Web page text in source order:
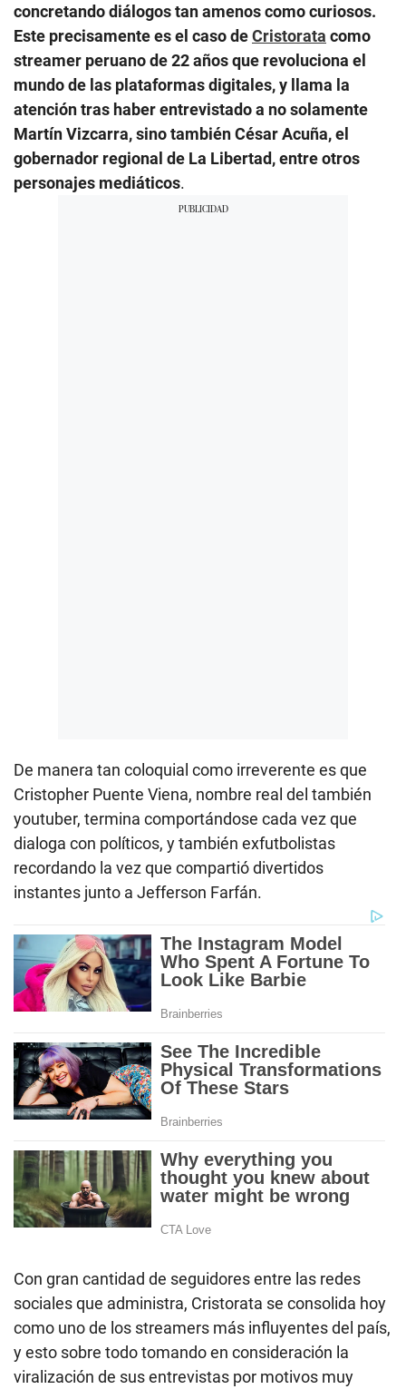
concretando diálogos tan amenos como curiosos.
Este precisamente es el caso deCristorata como
streamer peruano de 22 años que revoluciona el
mundo de las plataformas digitales, y llama la
atención tras haber entrevistado a no solamente
Martín Vizcarra, sino también César Acuña, el
gobernador regional de La Libertad, entre otros
personajes mediáticos.
De manera tan coloquial como irreverente es que
Cristopher Puente Viena, nombre real del también
youtuber, termina comportándose cada vez que
dialoga con políticos, y también exfutbolistas
recordando la vez que compartió divertidos
instantes junto a Jefferson Farfán.
Con gran cantidad de seguidores entre las redes
sociales que administra, Cristorata se consolida hoy
como uno de los streamers más influyentes del país,
y esto sobre todo tomando en consideración la
viralización de sus entrevistas por motivos muy